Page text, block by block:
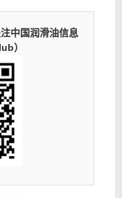
中国润滑油信息
）